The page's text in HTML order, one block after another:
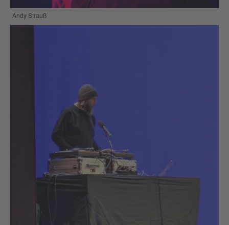
Andy Strauß